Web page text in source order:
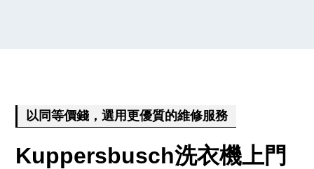
以同等價錢，選用更優質的維修服務
Kuppersbusch洗衣機上門